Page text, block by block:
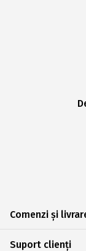
Comenzi și
Suport clienți